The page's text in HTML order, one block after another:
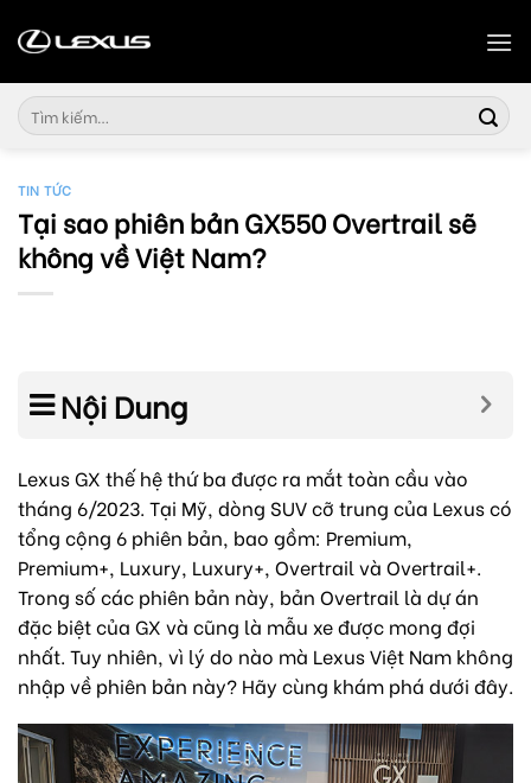
Tìm
kiếm:
TIN TỨC
Tại sao phiên bản GX550 Overtrail sẽ
không về Việt Nam?
Nội Dung
Lexus GX thế hệ thứ ba được ra mắt toàn cầu vào
tháng 6/2023. Tại Mỹ, dòng SUV cỡ trung của Lexus có
tổng cộng 6 phiên bản, bao gồm: Premium,
Premium+, Luxury, Luxury+, Overtrail và Overtrail+.
Trong số các phiên bản này, bản Overtrail là dự án
đặc biệt của GX và cũng là mẫu xe được mong đợi
nhất. Tuy nhiên, vì lý do nào mà Lexus Việt Nam không
nhập về phiên bản này? Hãy cùng khám phá dưới đây.